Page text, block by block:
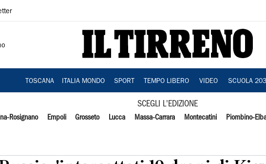
TOSCANA ITALIA MONDO SPORT TEMPO LIBERO VIDEO SCUOLA
SCEGLI L'EDIZIONE
Rosignano Empoli Grosseto Lucca Massa-Carrara Montecatini Piombino-